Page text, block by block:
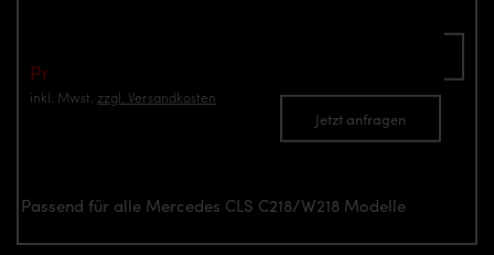
Preis: €949.00
inkl. Mwst. zzgl. Versandkosten
Jetzt anfragen
Passend für alle Mercedes CLS C218/W218 Modelle